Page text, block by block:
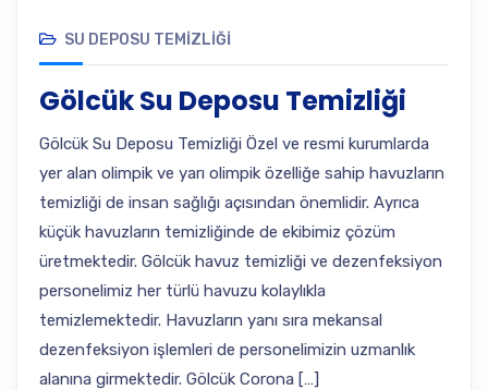
SU DEPOSU TEMIZLIĞI
Gölcük Su Deposu Temizliği
Gölcük Su Deposu Temizliği Özel ve resmi kurumlarda
yer alan olimpik ve yarı olimpik özelliğe sahip havuzların
temizliği de insan sağlığı açısından önemlidir. Ayrıca
küçük havuzların temizliğinde de ekibimiz çözüm
üretmektedir. Gölcük havuz temizliği ve dezenfeksiyon
personelimiz her türlü havuzu kolaylıkla
temizlemektedir. Havuzların yanı sıra mekansal
dezenfeksiyon işlemleri de personelimizin uzmanlık
alanına girmektedir. Gölcük Corona […]